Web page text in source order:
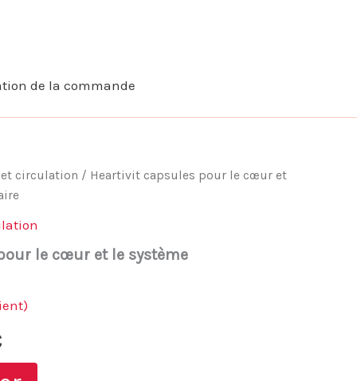
de la commande
circulation / Heartivit capsules pour le cœur et
le cœur et le système
Le
prix